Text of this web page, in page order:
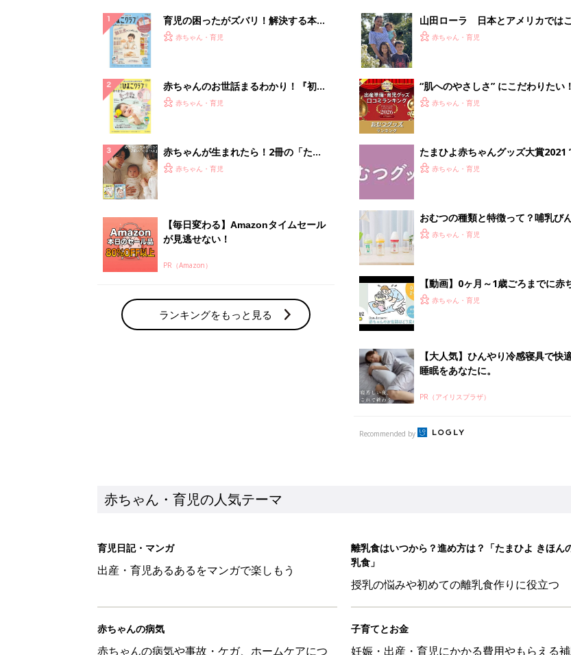
育児の困ったがズバリ！解決する本
『ひよこクラブ 秋号』 4カ月～2才
赤ちゃん・育児
赤ちゃんのお世話まるわかり！『初め
てのひよこクラブ 夏号』〈巻頭大特
赤ちゃん・育児
赤ちゃんが生まれたら！2冊の「たま
ひよ」
赤ちゃん・育児
【毎日変わる】Amazonタイムセール
が見逃せない！
PR（Amazon）
ランキングをもっと見る
山田ローラ 日本とアメリカでは
なに違う！紙おむつ事情
赤ちゃん・育児
“肌へのやさしさ” にこだわりたい！
ママ・パパが選ぶおむつグッズ8選
赤ちゃん・育児
たまひよ赤ちゃんグッズ大賞2021
産準備ジャンル” おむつグッズラン
赤ちゃん・育児
おむつの種類と特徴って？哺乳び
素材や、タイプは？ 初めて妊婦さ
赤ちゃん・育児
【動画】0ヶ月～1歳ごろまでに赤
んのお世話はどう変わる!? 着替え・
赤ちゃん・育児
【大人気】ひんやり冷感寝具で快
睡眠をあなたに。
PR（アイリスプラザ）
Recommended by
赤ちゃん・育児の人気テーマ
育児日記・マンガ
出産・育児あるあるをマンガで楽しもう
離乳食はいつから？進め方は？「たまひよ きほん
乳食」
授乳の悩みや初めての離乳食作りに役立つ
赤ちゃんの病気
赤ちゃんの病気や事故・ケガ、ホームケアにつ
子育てとお金
妊娠・出産・育児にかかる費用やもらえる